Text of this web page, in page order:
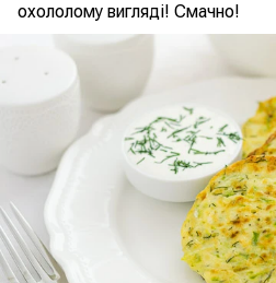
охололому вигляді! Смачно!